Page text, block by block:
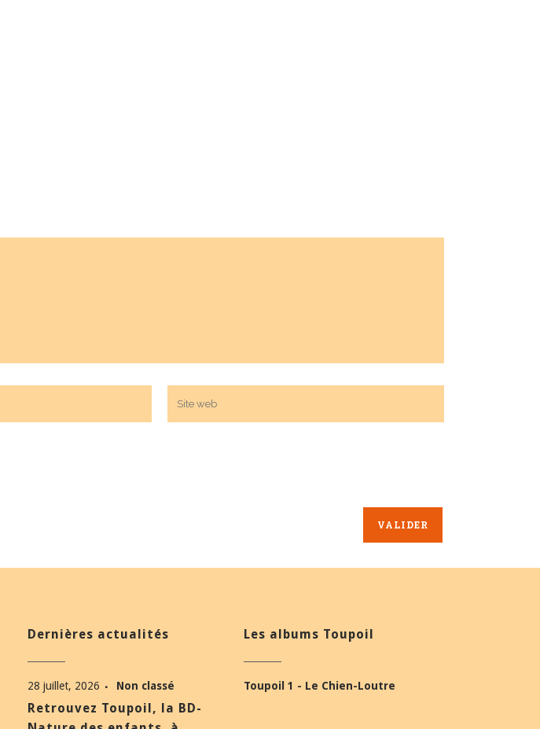
Dernières actualités
28 juillet, 2026 Non classé
Retrouvez Toupoil, la BD-
Les albums Toupoil
Toupoil 1 - Le Chien-Loutre